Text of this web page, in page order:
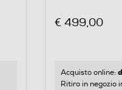
€ 499,00
Acquisto online:
Ritiro in negozio